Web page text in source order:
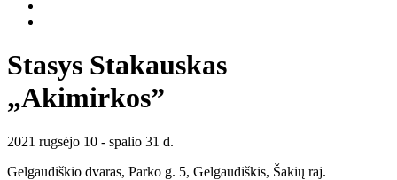
Stasys Stakauskas
„Akimirkos”
2021 rugsėjo 10 - spalio 31 d.
Gelgaudiškio dvaras, Parko g. 5, Gelgaudiškis, Šakių raj.